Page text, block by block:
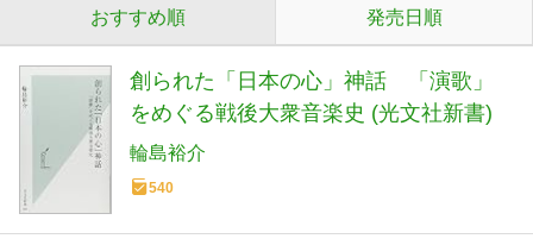
おすすめ順 発売日順
創られた「日本の心」神話 「演歌」
をめぐる戦後大衆音楽史 (光文社新書)
輪島裕介
540